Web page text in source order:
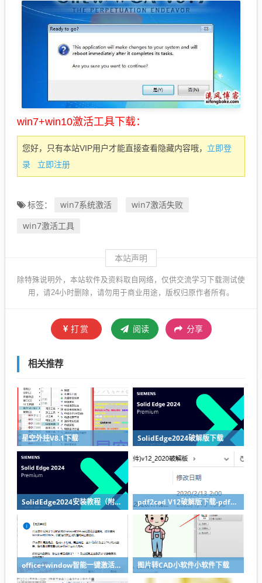
win7+win10激活工具下载：
您好，只有本站VIP用户才能直接查看隐藏内容哦， 立即登
录
立即注册
标签： win7系统激活
win7激活失败
win7激活工具
本站声明
除特殊说明外，本站软件及资料取自网络，仅供交流学习下载测试使
用，请24小时删除，请勿用于商业用途，版权归原作者所有。
打赏 阅读 分享
相关推荐
星空外挂V8.1下载 SolidEdge2024破解版下载
SolidEdge2024安装教程（附下载地址） pdf2cad V12破解版下载-pdf转cad图纸软件推荐
office+window智能一键激活软件 图片转CAD小软件小软件下载